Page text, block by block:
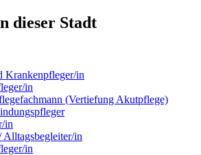
dieser Stadt
Krankenpfleger/in
in
(Vertiefung Akutpflege)
in
Alltagsbegleiter/in
in